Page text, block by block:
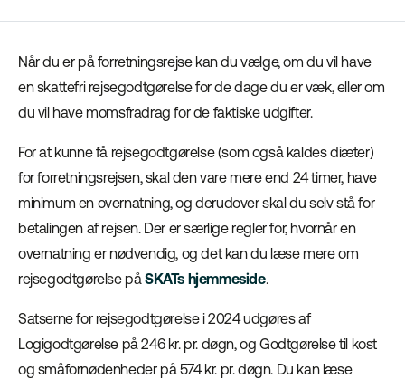
Når du er på forretningsrejse kan du vælge, om du vil have
en skattefri rejsegodtgørelse for de dage du er væk, eller om
du vil have momsfradrag for de faktiske udgifter.
For at kunne få rejsegodtgørelse (som også kaldes diæter)
for forretningsrejsen, skal den vare mere end 24 timer, have
minimum en overnatning, og derudover skal du selv stå for
betalingen af rejsen. Der er særlige regler for, hvornår en
overnatning er nødvendig, og det kan du læse mere om
rejsegodtgørelse på SKATs hjemmeside.
Satserne for rejsegodtgørelse i 2024 udgøres af
Logigodtgørelse på 246 kr. pr. døgn, og Godtgørelse til kost
og småfornødenheder på 574 kr. pr. døgn. Du kan læse